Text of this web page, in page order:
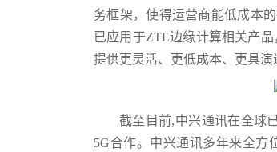
务框架，使得运营商能低成本
已应用于ZTE边缘计算相关产
提供更灵活、更低成本、更具演
截至目前,中兴通讯在全球
5G合作。中兴通讯多年来全方